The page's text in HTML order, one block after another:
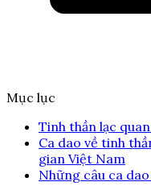
Mục lục
Tinh thần lạc
Ca dao về tinh
gian Việt Nam
Những câu ca